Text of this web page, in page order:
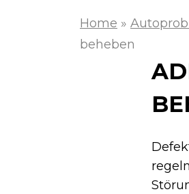
Home »
beheben